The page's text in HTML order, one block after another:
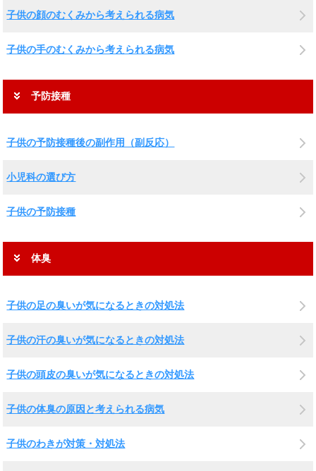
子供の顔のむくみから考えられる病気
子供の手のむくみから考えられる病気
予防接種
子供の予防接種後の副作用（副反応）
小児科の選び方
子供の予防接種
体臭
子供の足の臭いが気になるときの対処法
子供の汗の臭いが気になるときの対処法
子供の頭皮の臭いが気になるときの対処法
子供の体臭の原因と考えられる病気
子供のわきが対策・対処法